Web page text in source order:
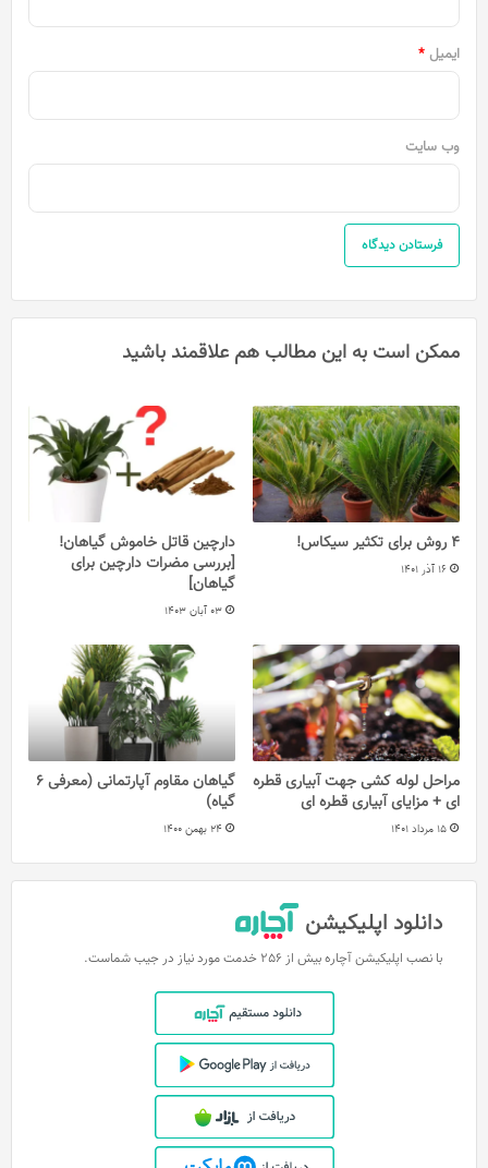
ایمیل *
وب‌ سایت
ممکن است به این مطالب هم علاقمند باشید
4 روش برای تکثیر سیکاس!
16 آذر 1401
دارچین قاتل خاموش گیاهان!
[بررسی مضرات دارچین برای
گیاهان]
03 آبان 1403
مراحل لوله کشی جهت آبیاری قطره
ای + مزایای آبیاری قطره ای
15 مرداد 1401
گیاهان مقاوم آپارتمانی (معرفی 6
گیاه)
24 بهمن 1400
دانلود اپلیکیشن
با نصب اپلیکیشن آچاره بیش از 256 خدمت مورد نیاز در جیب شماست.